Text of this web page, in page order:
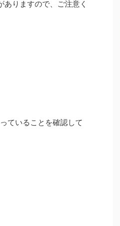
りますので、ご注意く
ていることを確認して